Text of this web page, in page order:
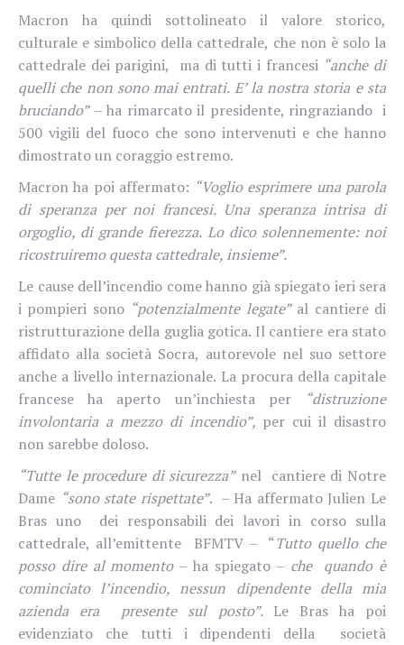
Macron ha quindi sottolineato il valore storico,
culturale e simbolico della cattedrale, che non è solo la
cattedrale dei parigini,
ma di tutti i francesi “anche di
quelli che non sono mai entrati. E’ la nostra storia e sta
bruciando”– ha rimarcato il presidente, ringraziando i
500 vigili del fuoco che sono intervenuti e che hanno
dimostrato un coraggio estremo.
Macron ha poi affermato: “Voglio esprimere una parola
di speranza per noi francesi. Una speranza intrisa di
orgoglio, di grande fierezza. Lo dico solennemente: noi
ricostruiremo questa cattedrale, insieme”.
Le cause dell’incendio come hanno già spiegato ieri sera
i pompieri sono “potenzialmente legate”al cantiere di
ristrutturazione della guglia gotica. Il cantiere era stato
affidato alla società Socra, autorevole nel suo settore
anche a livello internazionale. La procura della capitale
francese ha aperto un’inchiesta per
“distruzione
involontaria a mezzo di incendio”, per cui il disastro
non sarebbe doloso.
“Tutte le procedure di sicurezza”nel cantiere di Notre
Dame “sono state rispettate”. – Ha affermato Julien Le
Bras uno dei responsabili dei lavori in corso sulla
cattedrale, all’emittente BFMTV – “Tutto quello che
posso dire al momento– ha spiegato – che quando è
cominciato l’incendio, nessun dipendente della mia
azienda era presente sul posto”. Le Bras ha poi
evidenziato
che tutti i dipendenti della società